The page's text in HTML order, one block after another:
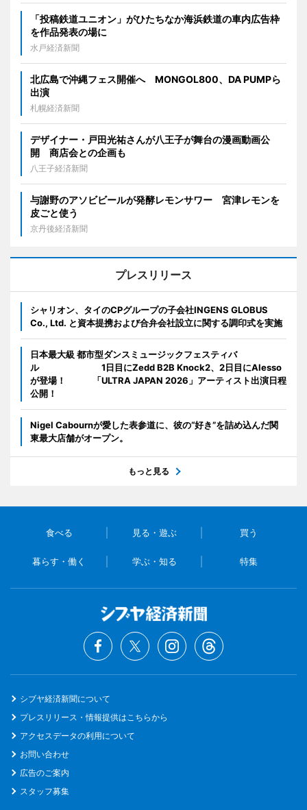
「投稿鉄道ユニオン」がひたちなか海浜鉄道の車内広告枠
を作品発表の場に
水戸経済新聞
北広島で沖縄フェス開催へ MONGOL800、DA PUMPら
出演
札幌経済新聞
デザイナー・戸田光祐さんが八王子が舞台の漫画動画公
開 商店会との企画も
八王子経済新聞
与謝野のアソビビールが発酵レモンサワー 宮津レモンを
皮ごと使う
京丹後経済新聞
プレスリリース
シャリオン、タイのCPグループの子会社INGENS GLOBUS
Co., Ltd. と資本提携および合弁会社設立に関する調印式を実施
日本最大級 都市型ダンスミュージックフェスティバ
ル 1日目にZedd B2B Knock2、2日目にAlesso
が登場！ 「ULTRA JAPAN 2026」アーティスト出演日程
公開！
Nigel Cabournが愛した表参道に、彼の“好き”を詰め込んだ関
東最大店舗がオープン。
もっと見る
食べる 見る・遊ぶ 買う
暮らす・働く 学ぶ・知る 特集
シブヤ経済新聞について
プレスリリース・情報提供はこちらから
アクセスデータの利用について
お問い合わせ
広告のご案内
スタッフ募集